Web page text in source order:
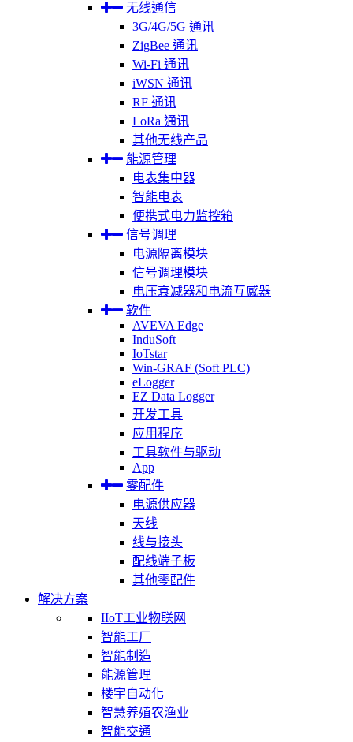
无线通信
3G/4G/5G 通讯
ZigBee 通讯
Wi-Fi 通讯
iWSN 通讯
RF 通讯
LoRa 通讯
其他无线产品
能源管理
电表集中器
智能电表
便携式电力监控箱
信号调理
电源隔离模块
信号调理模块
电压衰减器和电流互感器
软件
AVEVA Edge
InduSoft
IoTstar
Win-GRAF (Soft PLC)
eLogger
EZ Data Logger
开发工具
应用程序
工具软件与驱动
App
零配件
电源供应器
天线
线与接头
配线端子板
其他零配件
解决方案
IIoT工业物联网
智能工厂
智能制造
能源管理
楼宇自动化
智慧养殖农渔业
智能交通